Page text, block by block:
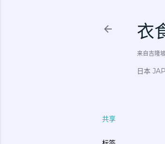
衣
来自吉隆
日本
共享